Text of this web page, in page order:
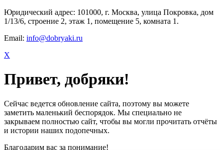
Юридический адрес: 101000, г. Москва, улица Покровка, дом
1/13/6, строение 2, этаж 1, помещение 5, комната 1.
Email: info@dobryaki.ru
X
Привет, добряки!
Сейчас ведется обновление сайта, поэтому вы можете
заметить маленький беспорядок. Мы специально не
закрываем полностью сайт, чтобы вы могли прочитать отчёты
и истории наших подопечных.
Благодарим вас за понимание!